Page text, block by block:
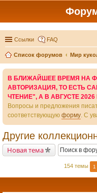
Ссылки FAQ
Список форумов Мир
В БЛИЖАЙШЕЕ ВРЕМЯ НА
АВТОРИЗАЦИЯ, ТО ЕСТЬ
ЧТЕНИЕ", А В АВГУСТЕ
Вопросы и предложения
соответствующую форму. С
Другие
Новая тема
154 темы 1